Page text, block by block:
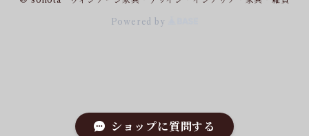
ショップに質問する
Powered by